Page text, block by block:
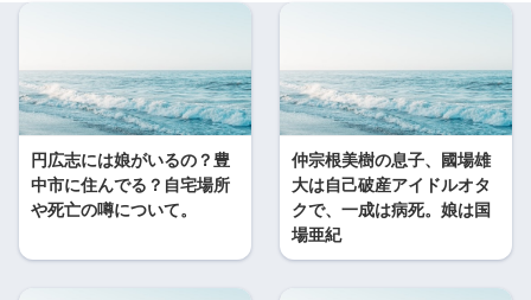
円広志には娘がいるの？豊
中市に住んでる？自宅場所
や死亡の噂について。
仲宗根美樹の息子、國場雄
大は自己破産アイドルオタ
クで、一成は病死。娘は国
場亜紀